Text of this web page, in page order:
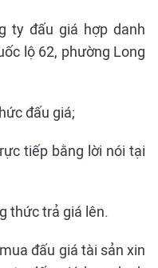
ty đấu giá hợp danh
lộ 62, phường Long
đấu giá;
tiếp bằng lời nói tại
thức trả giá lên.
đấu giá tài sản xin